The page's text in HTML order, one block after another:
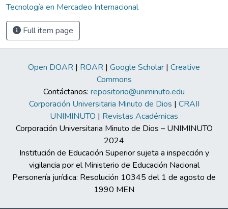
Tecnología en Mercadeo Internacional
Full item page
Open DOAR | ROAR | Google Scholar | Creative
Commons
Contáctanos: repositorio@uniminuto.edu
Corporación Universitaria Minuto de Dios | CRAII
UNIMINUTO | Revistas Académicas
Corporación Universitaria Minuto de Dios – UNIMINUTO
2024
Institución de Educación Superior sujeta a inspección y
vigilancia por el Ministerio de Educación Nacional
Personería jurídica: Resolución 10345 del 1 de agosto de
1990 MEN